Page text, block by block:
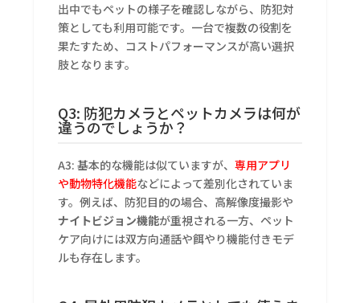
出中でもペットの様子を確認しながら、防犯対
策としても利用可能です。一台で複数の役割を
果たすため、コストパフォーマンスが高い選択
肢となります。
Q3: 防犯カメラとペットカメラは何が
違うのでしょうか？
A3: 基本的な機能は似ていますが、専用アプリ
や動物特化機能などによって差別化されていま
す。例えば、防犯目的の場合、高解像度撮影や
ナイトビジョン機能が重視される一方、ペット
ケア向けには双方向通話や餌やり機能付きモデ
ルも存在します。